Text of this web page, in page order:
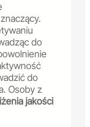
do
do
Osoby z
jakości